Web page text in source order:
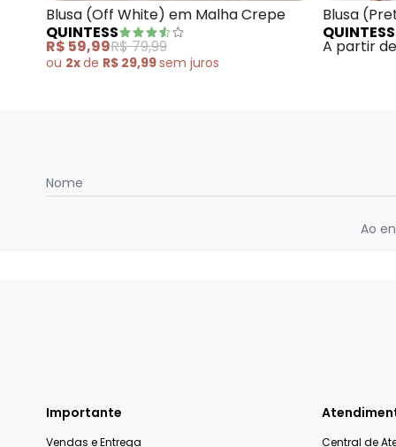
Blusa (Off White) em Malha Crepe
QUINTESS
R$ 59,99R$ 79,99
ou 2xde R$ 29,99sem juros
Blusa
QUINTESS
A partir de
Nome
Ao
Importante
Vendas e Entrega Central de